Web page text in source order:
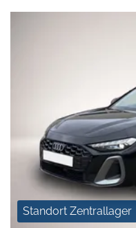
Standort Zentrallager